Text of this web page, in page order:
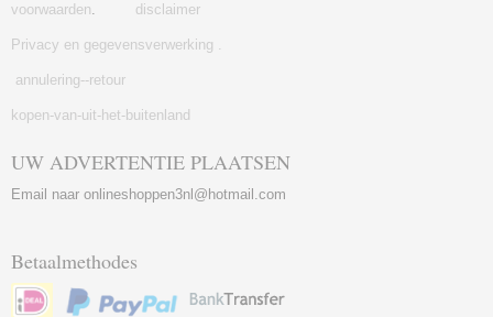
voorwaarden. disclaimer
Privacy en gegevensverwerking .
annulering--retour
kopen-van-uit-het-buitenland
UW ADVERTENTIE PLAATSEN
Email naar onlineshoppen3nl@hotmail.com
Betaalmethodes